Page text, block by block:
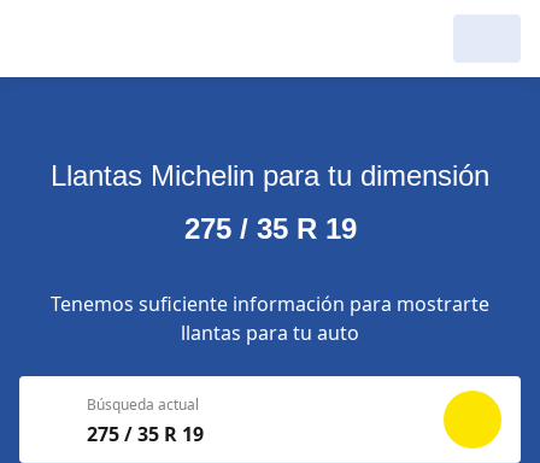
Llantas Michelin para tu dimensión
275 / 35 R 19
Tenemos suficiente información para mostrarte
llantas para tu auto
Búsqueda actual
275 / 35 R 19